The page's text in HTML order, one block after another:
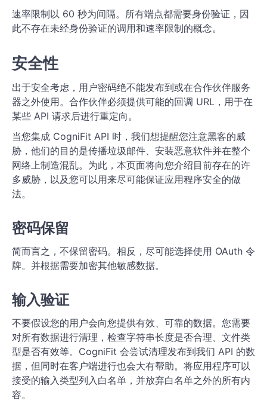
速率限制以 60 秒为间隔。所有端点都需要身份验证，因
此不存在未经身份验证的调用和速率限制的概念。
安全性
出于安全考虑，用户密码绝不能发布到或在合作伙伴服务
器之外使用。合作伙伴必须提供可能的回调 URL，用于在
某些 API 请求后进行重定向。
当您集成 CogniFit API 时，我们想提醒您注意黑客的威
胁，他们的目的是传播垃圾邮件、安装恶意软件并在整个
网络上制造混乱。为此，本页面将向您介绍目前存在的许
多威胁，以及您可以用来尽可能保证应用程序安全的做
法。
密码保留
简而言之，不保留密码。相反，尽可能选择使用 OAuth 令
牌。并根据需要加密其他敏感数据。
输入验证
不要假设您的用户会向您提供有效、可靠的数据。您需要
对所有数据进行清理，检查字符串长度是否合理、文件类
型是否有效等。CogniFit 会尝试清理发布到我们 API 的数
据，但同时在客户端进行也会大有帮助。将应用程序可以
接受的输入类型列入白名单，并放弃白名单之外的所有内
容。